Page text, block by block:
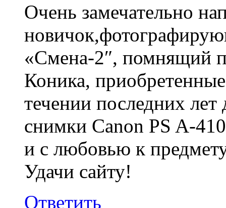
Очень замечательно
«Смена-2″, помнящий
Коника,
течении последних
снимки Canon PS A-
и с любовью к
Удачи сайту!
Ответить